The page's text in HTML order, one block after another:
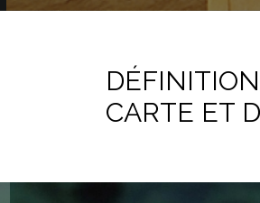
CARTE ET